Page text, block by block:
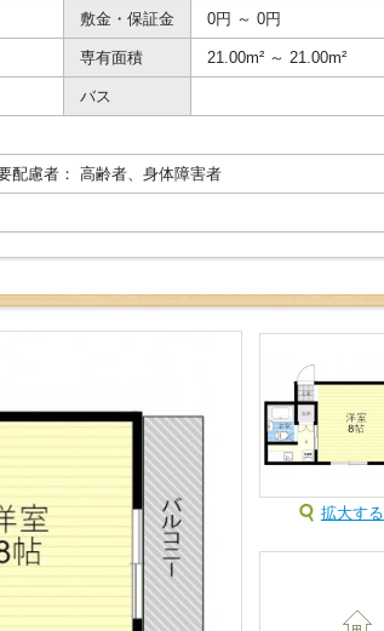
敷金・保証金 0円 ～ 0円
専有面積 21.00m² ～ 21.00m²
バス
配慮者： 高齢者、身体障害者
拡大する